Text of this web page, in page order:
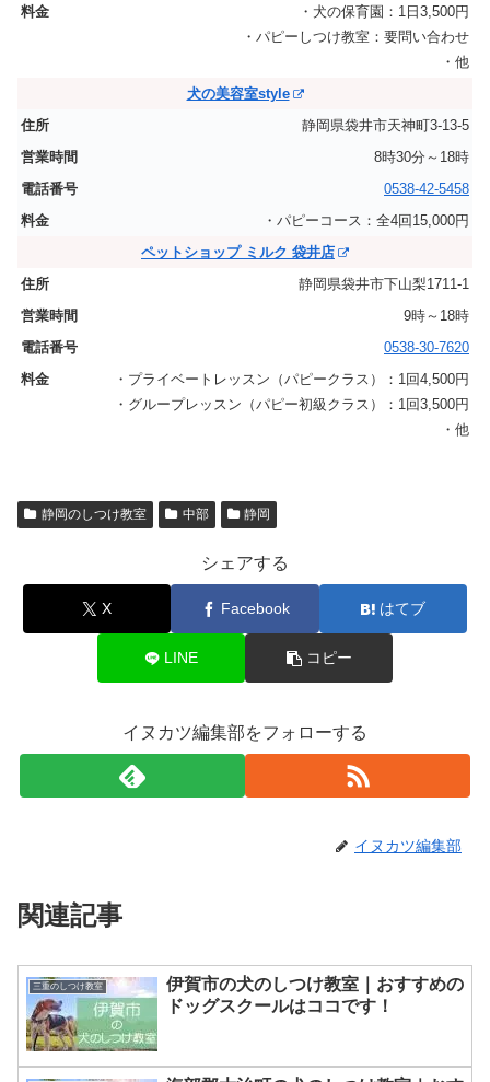
・犬の保育園：1日3,500円
・パピーしつけ教室：要問い合わせ
・他
犬の美容室style
静岡県袋井市天神町3-13-5
8時30分～18時
0538-42-5458
・パピーコース：全4回15,000円
ペットショップ ミルク 袋井店
静岡県袋井市下山梨1711-1
9時～18時
0538-30-7620
・プライベートレッスン（パピークラス）：1回4,500円
・グループレッスン（パピー初級クラス）：1回3,500円
・他
静岡のしつけ教室 中部 静岡
シェアする
X Facebook はてブ
LINE コピー
イヌカツ編集部をフォローする
イヌカツ編集部
関連記事
三重のしつけ教室
伊賀市の犬のしつけ教室｜おすすめの
ドッグスクールはココです！